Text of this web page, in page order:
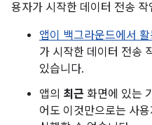
용자가 시작한 데이터 전송
앱이 백그라운드에서
가 시작한 데이터 전송
있습니다.
앱의 최근 화면에 있는
어도 이것만으로는 사